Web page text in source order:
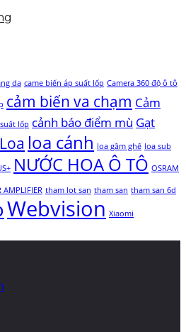
da came biến áp suất lốp Camera 360 độ ô tô
cảm biến va chạm Cảm
lốp cảnh báo điểm mù Gạt
Loa loa cánh loa gầm ghế loa sub
NƯỚC HOA Ô TÔ OSRAM
AMPLIFIER tham lot san tham san tham san 6d
Webvision Xiaomi